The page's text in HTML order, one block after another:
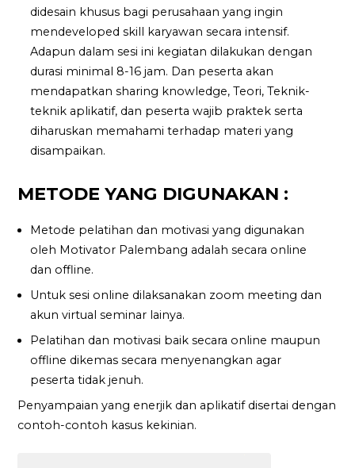
didesain khusus bagi perusahaan yang ingin
mendeveloped skill karyawan secara intensif.
Adapun dalam sesi ini kegiatan dilakukan dengan
durasi minimal 8-16 jam. Dan peserta akan
mendapatkan sharing knowledge, Teori, Teknik-
teknik aplikatif, dan peserta wajib praktek serta
diharuskan memahami terhadap materi yang
disampaikan.
METODE YANG DIGUNAKAN :
Metode pelatihan dan motivasi yang digunakan
oleh Motivator Palembang adalah secara online
dan offline.
Untuk sesi online dilaksanakan zoom meeting dan
akun virtual seminar lainya.
Pelatihan dan motivasi baik secara online maupun
offline dikemas secara menyenangkan agar
peserta tidak jenuh.
Penyampaian yang enerjik dan aplikatif disertai dengan
contoh-contoh kasus kekinian.